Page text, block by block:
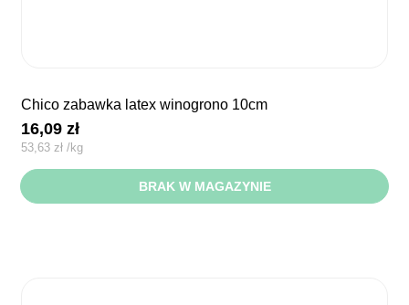
chico zabawka latex winogrono 10cm
16,09zł
53,63 zł /kg
BRAK W MAGAZYNIE